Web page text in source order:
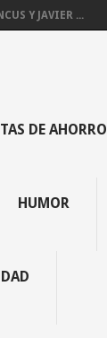
Y JAVIER ...
DE AHORRO
HUMOR